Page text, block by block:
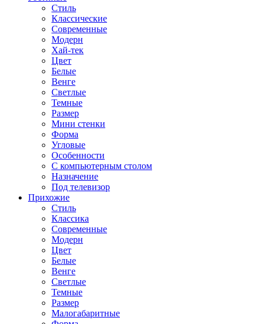
Стиль
Классические
Современные
Модерн
Хай-тек
Цвет
Белые
Венге
Светлые
Темные
Размер
Мини стенки
Форма
Угловые
Особенности
С компьютерным столом
Назначение
Под телевизор
Прихожие
Стиль
Классика
Современные
Модерн
Цвет
Белые
Венге
Светлые
Темные
Размер
Малогабаритные